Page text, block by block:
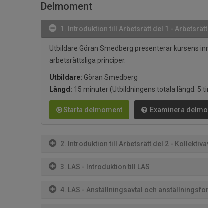
Delmoment
1. Introduktion till Arbetsrätt del 1 -
Utbildare Göran Smedberg presenterar kursens
arbetsrättsliga principer.
Utbildare: Göran Smedberg
Längd: 15 minuter (Utbildningens totala längd: 5
Starta delmoment Examinera
2. Introduktion till Arbetsrätt del 2 -
3. LAS - Introduktion till LAS
4. LAS - Anställningsavtal och